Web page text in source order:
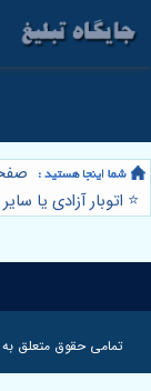
⭐️ اتوبار آزادی یا
تمامی حقوق متعلق